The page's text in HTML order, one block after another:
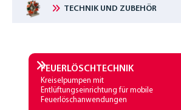
TECHNIK UND ZUBEHÖR
FEUERLÖSCHTECHNIK
Kreiselpumpen mit
Entlüftungseinrichtung für mobile
Feuerlöschanwendungen